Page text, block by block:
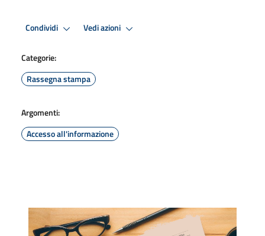
Condividi Vedi azioni
Categorie:
Rassegna stampa
Argomenti:
Accesso all'informazione